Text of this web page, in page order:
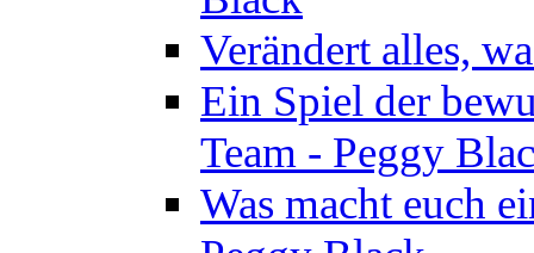
Verändert alles,
Ein Spiel der
Team - Peggy
Was macht euch